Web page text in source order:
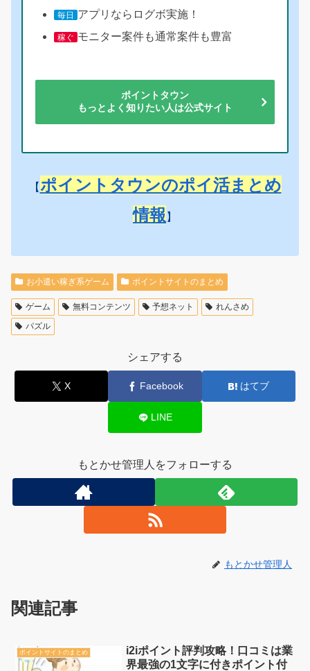
毎日 アプリならログボ実施！
稼ぐ モニター案件も通常案件も豊富
ポイントタウン
もっとよく知りたい人は公式サイト
【ポイントタウンのポイ活まとめ
情報 】
お小遣い稼ぎ系ゲーム ポイントサイトのまとめ
ゲーム 無料コンテンツ 予想ネット
れんさめ
パズル
シェアする
X Facebook はてブ
LINE
もとかせ管理人をフォローする
もとかせ管理人
関連記事
ポイントサイトのまとめ
i2iポイント評判攻略！口コミは業
界最強の1文字に付きポイント付